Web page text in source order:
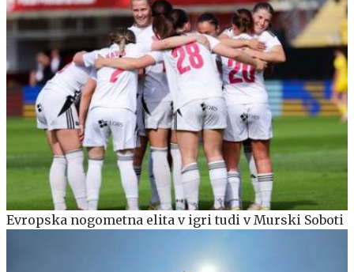
Evropska nogometna elita v igri tudi v Murski Soboti